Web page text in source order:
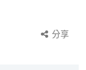
分享